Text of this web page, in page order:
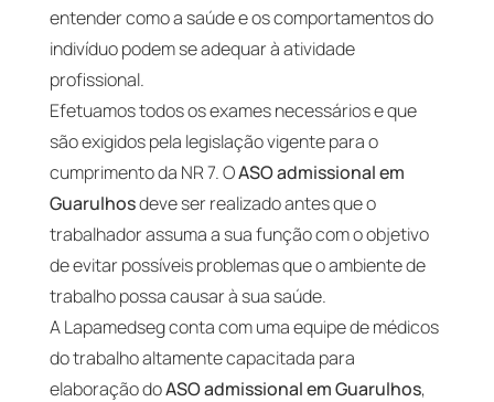
entender como a saúde e os comportamentos do
indivíduo podem se adequar à atividade
profissional.
Efetuamos todos os exames necessários e que
são exigidos pela legislação vigente para o
cumprimento da NR 7. OASO admissional em
Guarulhosdeve ser realizado antes que o
trabalhador assuma a sua função com o objetivo
de evitar possíveis problemas que o ambiente de
trabalho possa causar à sua saúde.
A Lapamedseg conta com uma equipe de médicos
do trabalho altamente capacitada para
elaboração doASO admissional em Guarulhos,